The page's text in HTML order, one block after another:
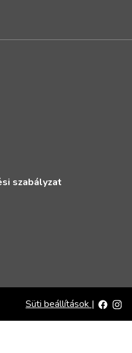
szabályzat
Süti beállítások |